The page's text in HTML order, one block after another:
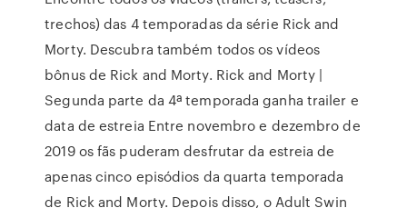
trechos) das 4 temporadas da série Rick and
Morty. Descubra também todos os vídeos
bônus de Rick and Morty. Rick and Morty |
Segunda parte da 4ª temporada ganha trailer e
data de estreia Entre novembro e dezembro de
2019 os fãs puderam desfrutar da estreia de
apenas cinco episódios da quarta temporada
de Rick and Morty. Depois disso, o Adult Swin